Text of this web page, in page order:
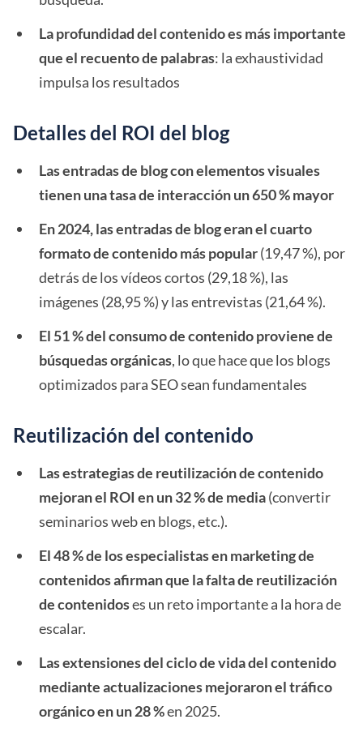
La profundidad del contenido es más importante
que el recuento de palabras: la exhaustividad
impulsa los resultados
Detalles del ROI del blog
Las entradas de blog con elementos visuales
tienen una tasa de interacción un 650 % mayor
En 2024, las entradas de blog eran el cuarto
formato de contenido más popular(19,47 %), por
detrás de los vídeos cortos (29,18 %), las
imágenes (28,95 %) y las entrevistas (21,64 %).
El 51 % del consumo de contenido proviene de
búsquedas orgánicas, lo que hace que los blogs
optimizados para SEO sean fundamentales
Reutilización del contenido
Las estrategias de reutilización de contenido
mejoran el ROI en un 32 % de media(convertir
seminarios web en blogs, etc.).
El 48 % de los especialistas en marketing de
contenidos afirman que la falta de reutilización
de contenidoses un reto importante a la hora de
escalar.
Las extensiones del ciclo de vida del contenido
mediante actualizaciones mejoraron el tráfico
orgánico en un 28 %en 2025.